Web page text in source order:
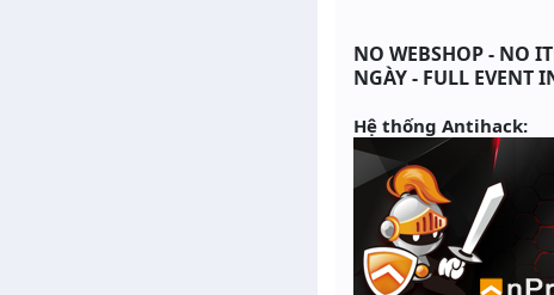
NO WEBSHOP - NO
NGÀY - FULL EVENT
Hệ thống Antihack: